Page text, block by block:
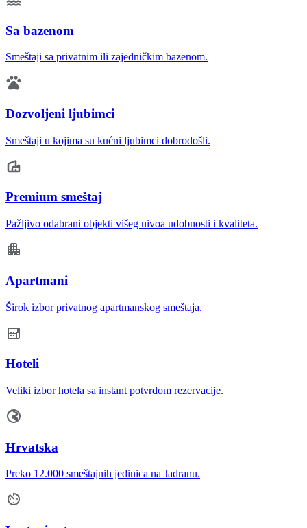
Sa bazenom
Smeštaji sa privatnim ili zajedničkim bazenom.
Dozvoljeni ljubimci
Smeštaji u kojima su kućni ljubimci dobrodošli.
Premium smeštaj
Pažljivo odabrani objekti višeg nivoa udobnosti i kvaliteta.
Apartmani
Širok izbor privatnog apartmanskog smeštaja.
Hoteli
Veliki izbor hotela sa instant potvrdom rezervacije.
Hrvatska
Preko 12.000 smeštajnih jedinica na Jadranu.